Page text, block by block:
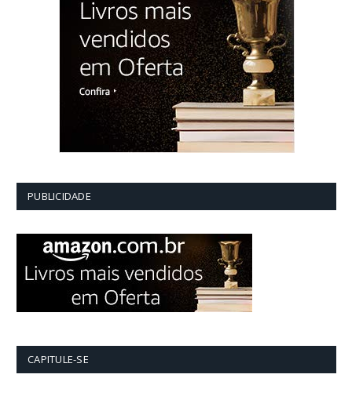
PUBLICIDADE
CAPITULE-SE